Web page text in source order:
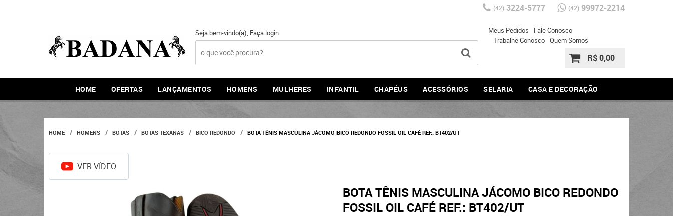
(42)3224-5777 (42)99972-2214
Seja bem-vindo(a), Faça login Meus Pedidos
Fale Conosco
Trabalhe Conosco Quem Somos
R$ 0,00
HOME OFERTAS LANÇAMENTOS HOMENS MULHERES INFANTIL CHAPÉUS ACESSÓRIOS SELARIA CASA E DECORAÇÃO
HOME HOMENS BOTAS BOTAS TEXANAS BICO REDONDO BOTA TÊNIS MASCULINA JÁCOMO BICO REDONDO FOSSIL OIL CAFÉ REF.: BT402/UT
VER VÍDEO
BOTA TÊNIS MASCULINA JÁCOMO BICO REDONDO
FOSSIL OIL CAFÉ REF.: BT402/UT